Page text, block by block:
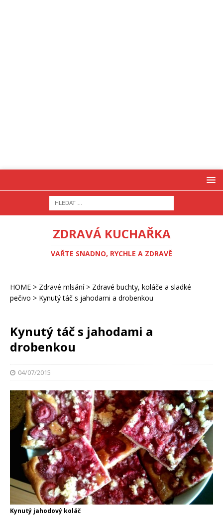
ZDRAVÁ KUCHAŘKA
VAŘTE SNADNO, RYCHLE A ZDRAVĚ
HOME > Zdravé mlsání> Zdravé buchty, koláče a sladké
pečivo > Kynutý táč s jahodami a drobenkou
Kynutý táč s jahodami a
drobenkou
04/07/2015
Kynutý jahodový koláč